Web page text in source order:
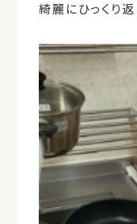
綺麗にひっくり